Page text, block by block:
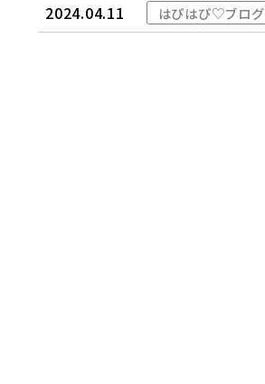
2024.04.11 はぴはぴ♡ブログ